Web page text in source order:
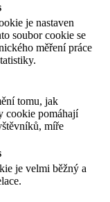
je nastaven
soubor cookie se
měření práce
tomu, jak
cookie pomáhají
míře
je velmi běžný a